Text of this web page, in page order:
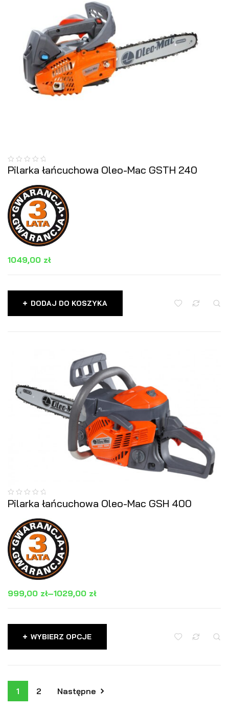
Pilarka łańcuchowa Oleo-Mac GSTH 240
1049,00 zł
DODAJ DO KOSZYKA
Pilarka łańcuchowa Oleo-Mac GSH 400
999,00 zł–1029,00 zł
WYBIERZ OPCJE
1 2 Następne